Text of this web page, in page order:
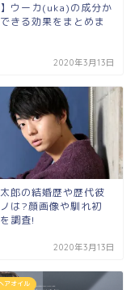
】ウーカ(uka)の成分か
きる効果をまとめま
2020年3月13日
郎の結婚歴や歴代彼
は?顔画像や馴れ初
調査!
2020年3月13日
アオイル